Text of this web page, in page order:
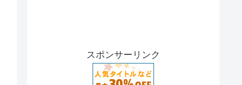
スポンサーリンク